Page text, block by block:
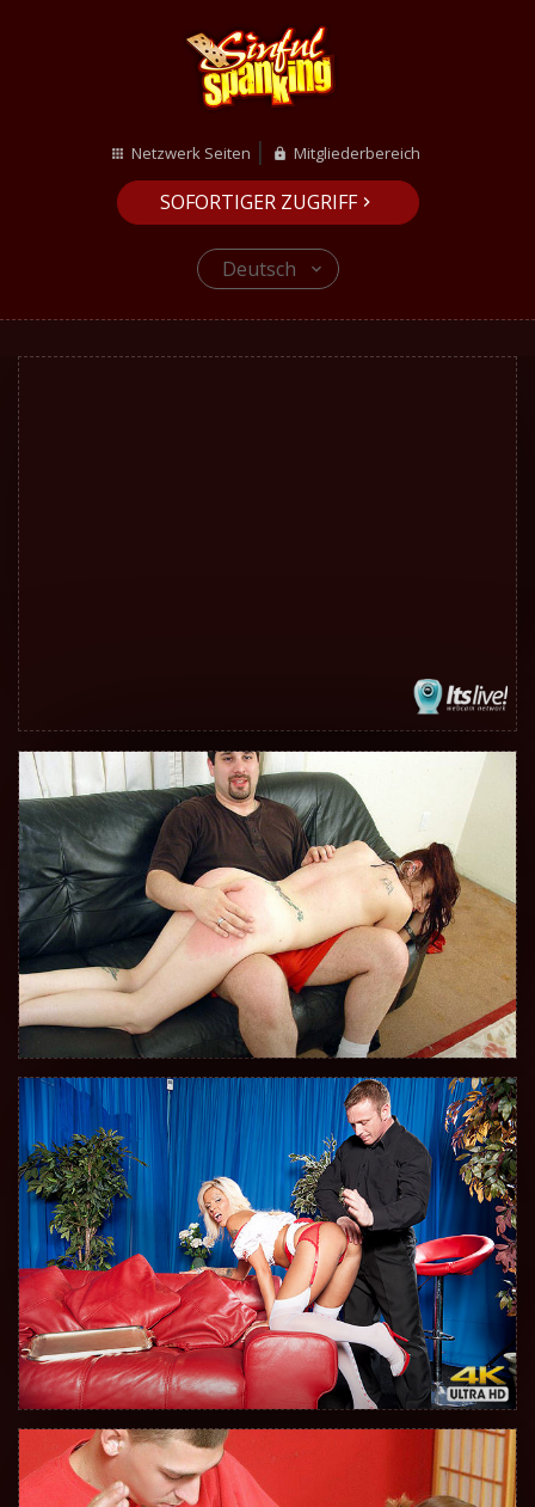
Deutsch
Netzwerk Seiten Mitgliederbereich
SOFORTIGER ZUGRIFF